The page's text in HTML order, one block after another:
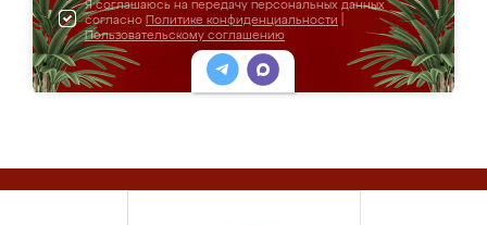
Я соглашаюсь на передачу персональных данных
согласно Политике конфиденциальности
Пользовательскому соглашению